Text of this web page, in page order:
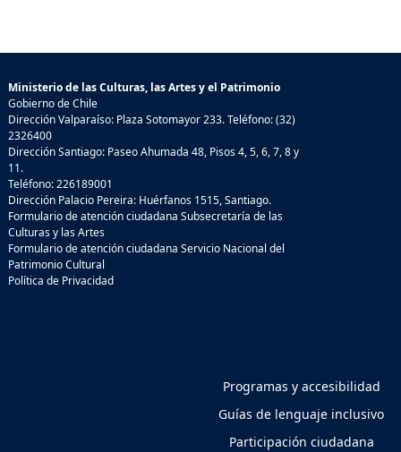
Ministerio de las Culturas, las Artes y el Patrimonio
Gobierno de Chile
Dirección Valparaíso: Plaza Sotomayor 233. Teléfono: (32)
2326400
Dirección Santiago: Paseo Ahumada 48, Pisos 4, 5, 6, 7, 8 y
11.
Teléfono: 226189001
Dirección Palacio Pereira: Huérfanos 1515, Santiago.
Formulario de atención ciudadana Subsecretaría de las
Culturas y las Artes
Formulario de atención ciudadana Servicio Nacional del
Patrimonio Cultural
Política de Privacidad
Programas y accesibilidad
Guías de lenguaje inclusivo
Participación ciudadana